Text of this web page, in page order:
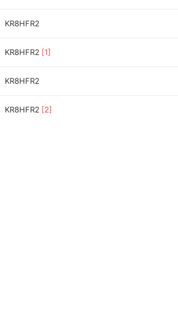
KR8HFR2
KR8HFR2 [1]
KR8HFR2
KR8HFR2 [2]